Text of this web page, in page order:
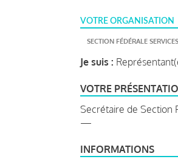
VOTRE ORGANISATION
SECTION FÉDÉRALE
Je suis :
VOTRE
Secrétaire de Section
—
INFORMATIONS